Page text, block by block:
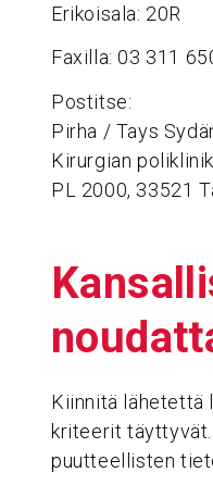
Erikoisala: 20R
Faxilla: 03 311
Postitse:
Pirha / Tays
Kirurgian
PL 2000, 33521
Kiinnitä lähetettä
kriteerit täyttyvät.
puutteellisten